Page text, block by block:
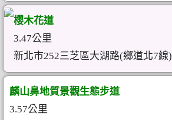
櫻木花道
3.47公里
新北市252三芝區大湖路(鄉道北7線)
麟山鼻地質景觀生態步道
3.57公里